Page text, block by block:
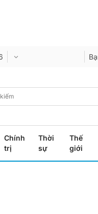
Chính
trị
Thời
sự
Thế
giới